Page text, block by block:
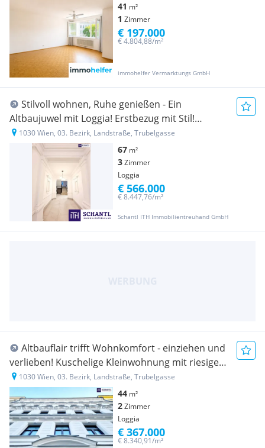
41 m²
1 Zimmer
immohelfer Vermarktungs GmbH
€ 4.804,88/m²
€ 197.000
Stilvoll wohnen, Ruhe genießen - Ein
Altbaujuwel mit Loggia! Erstbezug mit Stil!
Rundum saniertes Altbauhaus + Ideale
Raumaufteilung! Jetzt zugreifen!
1030 Wien, 03. Bezirk, Landstraße, Trubelgasse
67 m²
3Zimmer
Loggia
Schantl ITH Immobilientreuhand GmbH
€ 8.447,76/m²
€ 566.000
Altbauflair trifft Wohnkomfort - einziehen und
verlieben! Kuschelige Kleinwohnung mit riesiger
Loggia! Traumhaft sanierter Altbau + Perfekte
Raumaufteilung + Hochwertige Ausstattung +
Rundum saniert
1030 Wien, 03. Bezirk, Landstraße, Trubelgasse
44 m²
2Zimmer
Loggia
€ 8.340,91/m²
€ 367.000